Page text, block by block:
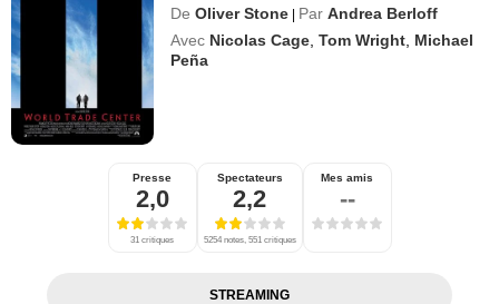
De Oliver Stone | Par Andrea Berloff
Avec Nicolas Cage ,Tom Wright Michael
Peña
Presse
2,0
31 critiques
Spectateurs
2,2
5254 notes, 551 critiques
Mes amis
--
STREAMING